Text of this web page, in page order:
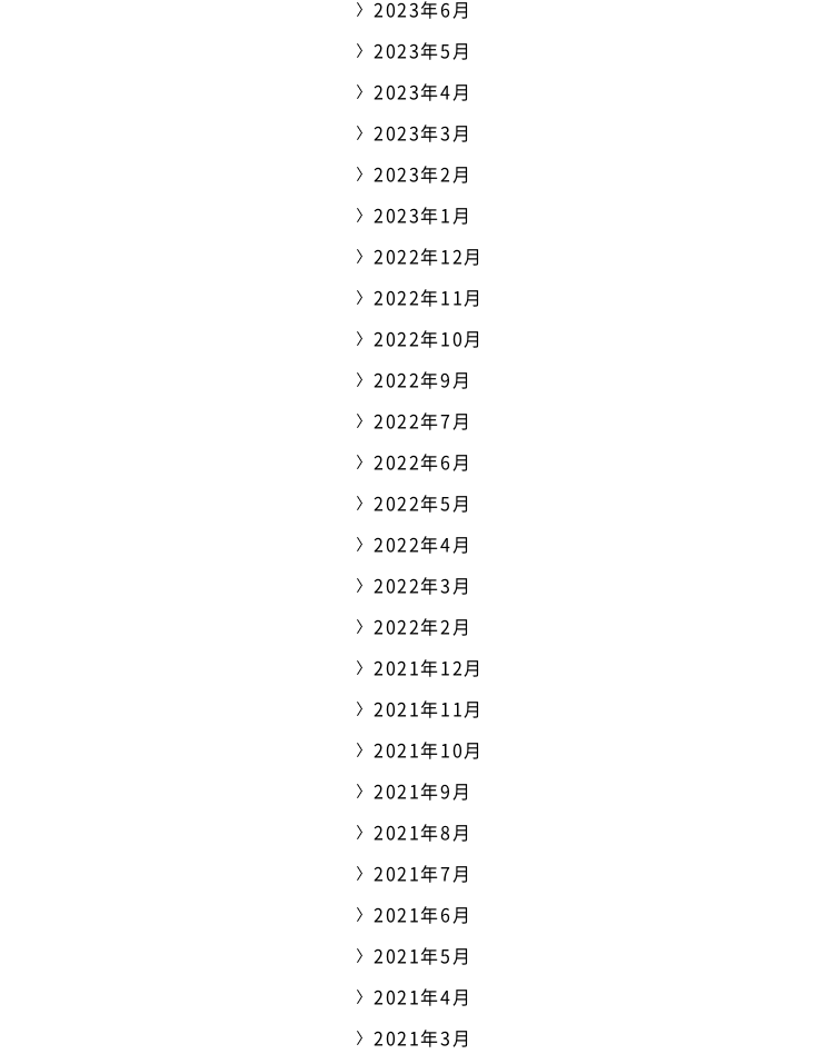
2023年6月
2023年5月
2023年4月
2023年3月
2023年2月
2023年1月
2022年12月
2022年11月
2022年10月
2022年9月
2022年7月
2022年6月
2022年5月
2022年4月
2022年3月
2022年2月
2021年12月
2021年11月
2021年10月
2021年9月
2021年8月
2021年7月
2021年6月
2021年5月
2021年4月
2021年3月